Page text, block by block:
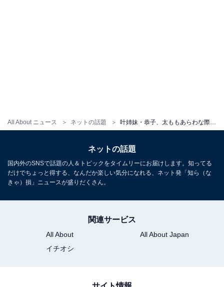
All About ニュース ネットの話題 叶姉妹・恭子、太ももあらわな際どいショット披露！ 「久しぶりに女神降臨」「この世のものとは思えぬ美しさ」
ネットの話題
国内外のSNSで話題の人＆トピックをタイムリーにお届けします。知ってる
だけでちょっと得する、なんだか楽しい気分になれる、ネット発「知ら（な
きゃ）損」ニュースが盛りだくさん。
関連サービス
All About
All About Japan
イチオシ